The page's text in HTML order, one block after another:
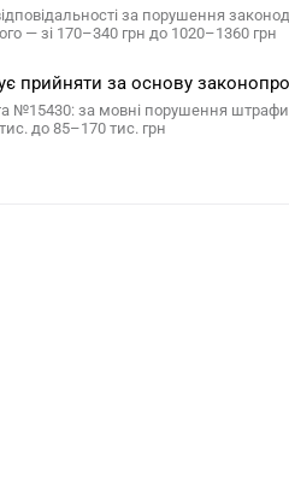
за порушення
— зі 170–340 грн до 1020–1360 грн
прийняти за основу
№15430: за мовні порушення штрафи
до 85–170 тис. грн